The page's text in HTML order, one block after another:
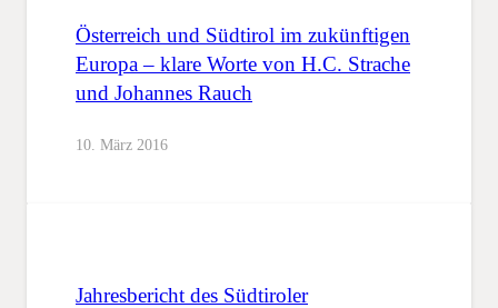
Österreich und Südtirol im zukünftigen
Europa – klare Worte von H.C. Strache
und Johannes Rauch
10. März 2016
Jahresbericht des Südtiroler